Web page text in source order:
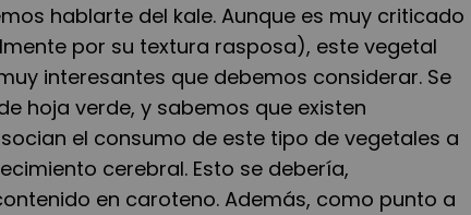
hablarte del kale. Aunque es muy criticado
por su textura rasposa), este vegetal
interesantes que debemos considerar. Se
hoja verde, y sabemos que existen
el consumo de este tipo de vegetales a
cerebral. Esto se debería,
en caroteno. Además, como punto a